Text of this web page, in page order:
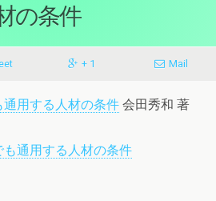
の条件
+ 1 Mail
通用する人材の条件 会田秀和 著